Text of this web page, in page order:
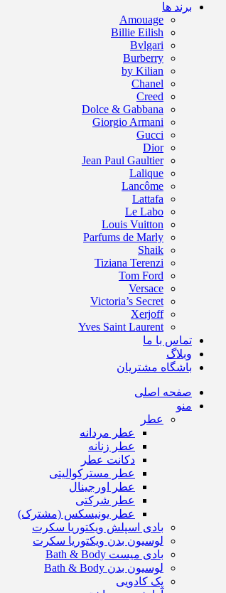
برند ها
Amouage
Billie Eilish
Bvlgari
Burberry
by Kilian
Chanel
Creed
Dolce & Gabbana
Giorgio Armani
Gucci
Dior
Jean Paul Gaultier
Lalique
Lancôme
Lattafa
Le Labo
Louis Vuitton
Parfums de Marly
Shaik
Tiziana Terenzi
Tom Ford
Versace
Victoria’s Secret
Xerjoff
Yves Saint Laurent
تماس با ما
وبلاگ
باشگاه مشتریان
صفحه اصلی
منو
عطر
عطر مردانه
عطر زنانه
دکانت عطر
عطر مسترکوالیتی
عطر اورجینال
عطر شرکتی
عطر یونیسکس (مشترک)
بادی اسپلش ویکتوریا سکرت
لوسیون بدن ویکتوریا سکرت
بادی میست Bath & Body
لوسیون بدن Bath & Body
پک کادویی